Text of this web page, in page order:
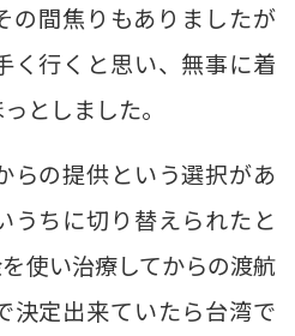
の間焦りもありましたが
く行くと思い、無事に着
としました。
らの提供という選択があ
うちに切り替えられたと
使い治療してからの渡航
決定出来ていたら台湾で